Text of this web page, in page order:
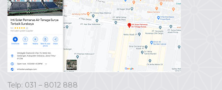
Telp: 031 – 8012 888